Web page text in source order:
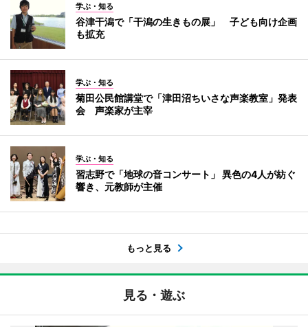
学ぶ・知る
谷津干潟で「干潟の生きもの展」 子ども向け企画
も拡充
学ぶ・知る
菊田公民館講堂で「津田沼ちいさな声楽教室」発表
会 声楽家が主宰
学ぶ・知る
習志野で「地球の音コンサート」 異色の4人が紡ぐ
響き、元教師が主催
もっと見る
見る・遊ぶ